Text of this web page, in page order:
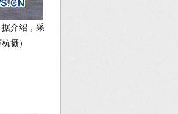
介绍，采
摄）